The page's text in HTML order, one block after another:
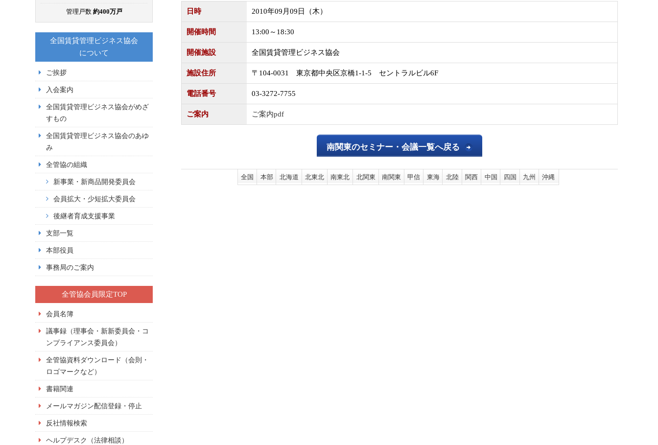
日時 2010年09月09日（木）
開催時間 13:00～18:30
開催施設 全国賃貸管理ビジネス協会
施設住所 〒104-0031 東京都中央区京橋1-1-5 セントラルビル6F
電話番号 03-3272-7755
ご案内 ご案内pdf
南関東のセミナー・会議一覧へ戻る
全国 本部 北海道 北東北 南東北 北関東 南関東 甲信 東海 北陸 関西 中国 四国 九州 沖縄
管理戸数 約400万戸
全国賃貸管理ビジネス協会
について
ご挨拶
入会案内
全国賃貸管理ビジネス協会がめざ
すもの
全国賃貸管理ビジネス協会のあゆ
み
全管協の組織
新事業・新商品開発委員会
会員拡大・少短拡大委員会
後継者育成支援事業
支部一覧
本部役員
事務局のご案内
全管協会員限定TOP
会員名簿
議事録（理事会・新新委員会・コ
ンプライアンス委員会）
全管協資料ダウンロード（会則・
ロゴマークなど）
書籍関連
メールマガジン配信登録・停止
反社情報検索
ヘルプデスク（法律相談）